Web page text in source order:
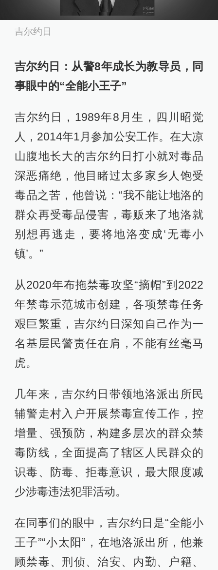
吉尔约日
吉尔约日：从警8年成长为教导员，同
事眼中的“全能小王子”
吉尔约日，1989年8月生，四川昭觉
人，2014年1月参加公安工作。在大凉
山腹地长大的吉尔约日打小就对毒品
深恶痛绝，他目睹过太多家乡人饱受
毒品之苦，他曾说：“我不能让地洛的
群众再受毒品侵害，毒贩来了地洛就
别想再逃走，要将地洛变成‘无毒小
镇’。”
从2020年布拖禁毒攻坚“摘帽”到2022
年禁毒示范城市创建，各项禁毒任务
艰巨繁重，吉尔约日深知自己作为一
名基层民警责任在肩，不能有丝毫马
虎。
几年来，吉尔约日带领地洛派出所民
辅警走村入户开展禁毒宣传工作，控
增量、强预防，构建多层次的群众禁
毒防线，全面提高了辖区人民群众的
识毒、防毒、拒毒意识，最大限度减
少涉毒违法犯罪活动。
在同事们的眼中，吉尔约日是“全能小
王子”“小太阳”，在地洛派出所，他兼
顾禁毒、刑侦、治安、内勤、户籍、